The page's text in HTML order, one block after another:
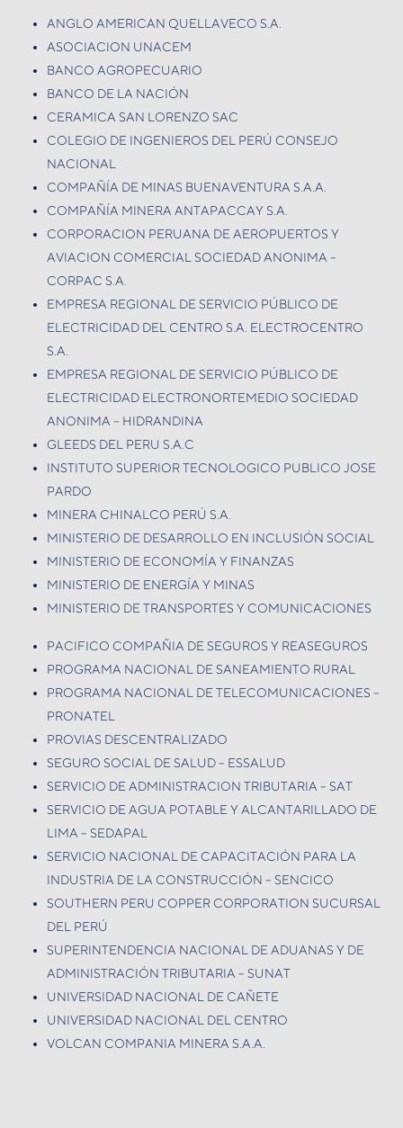
ANGLO AMERICAN QUELLAVECO S.A.
ASOCIACION UNACEM
BANCO AGROPECUARIO
BANCO DE LA NACIÓN
CERAMICA SAN LORENZO SAC
COLEGIO DE INGENIEROS DEL PERÚ CONSEJO
NACIONAL
COMPAÑÍA DE MINAS BUENAVENTURA S.A.A.
COMPAÑÍA MINERA ANTAPACCAY S.A.
CORPORACION PERUANA DE AEROPUERTOS Y
AVIACION COMERCIAL SOCIEDAD ANONIMA –
CORPAC S.A.
EMPRESA REGIONAL DE SERVICIO PÚBLICO DE
ELECTRICIDAD DEL CENTRO S.A. ELECTROCENTRO
S.A.
EMPRESA REGIONAL DE SERVICIO PÚBLICO DE
ELECTRICIDAD ELECTRONORTEMEDIO SOCIEDAD
ANONIMA – HIDRANDINA
GLEEDS DEL PERU S.A.C
INSTITUTO SUPERIOR TECNOLOGICO PUBLICO JOSE
PARDO
MINERA CHINALCO PERÚ S.A.
MINISTERIO DE DESARROLLO EN INCLUSIÓN SOCIAL
MINISTERIO DE ECONOMÍA Y FINANZAS
MINISTERIO DE ENERGÍA Y MINAS
MINISTERIO DE TRANSPORTES Y COMUNICACIONES
PACIFICO COMPAÑIA DE SEGUROS Y REASEGUROS
PROGRAMA NACIONAL DE SANEAMIENTO RURAL
PROGRAMA NACIONAL DE TELECOMUNICACIONES –
PRONATEL
PROVIAS DESCENTRALIZADO
SEGURO SOCIAL DE SALUD – ESSALUD
SERVICIO DE ADMINISTRACION TRIBUTARIA – SAT
SERVICIO DE AGUA POTABLE Y ALCANTARILLADO DE
LIMA – SEDAPAL
SERVICIO NACIONAL DE CAPACITACIÓN PARA LA
INDUSTRIA DE LA CONSTRUCCIÓN – SENCICO
SOUTHERN PERU COPPER CORPORATION SUCURSAL
DEL PERÚ
SUPERINTENDENCIA NACIONAL DE ADUANAS Y DE
ADMINISTRACIÓN TRIBUTARIA – SUNAT
UNIVERSIDAD NACIONAL DE CAÑETE
UNIVERSIDAD NACIONAL DEL CENTRO
VOLCAN COMPANIA MINERA S.A.A.